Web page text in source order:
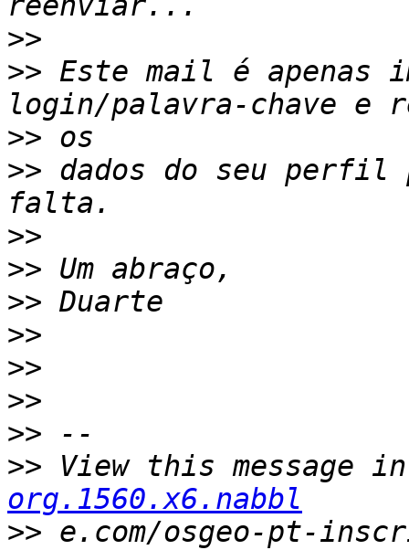
>>
>> Este mail é apenas
>>
>> dados do seu perfil
>>
>>
>>
>>
>>
>>
>>
>> View this message
org.1560.x6.nabbl
>> e.com/osgeo-pt-